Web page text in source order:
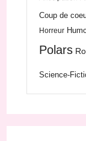
Coup de
Horreur
Polars
Science-